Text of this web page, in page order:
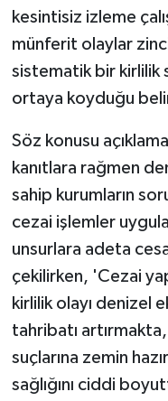
kesintisiz izleme
münferit olaylar
sistematik bir kirlilik
ortaya koyduğu
Söz konusu
kanıtlara rağmen
sahip kurumların
cezai işlemler
unsurlara adeta
çekilirken, 'Cezai
kirlilik olayı denizel
tahribatı
suçlarına zemin
sağlığını ciddi